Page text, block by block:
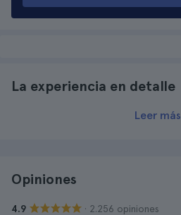
La experiencia en detalle
Leer más
Opiniones
4.9 · 2.256 opiniones